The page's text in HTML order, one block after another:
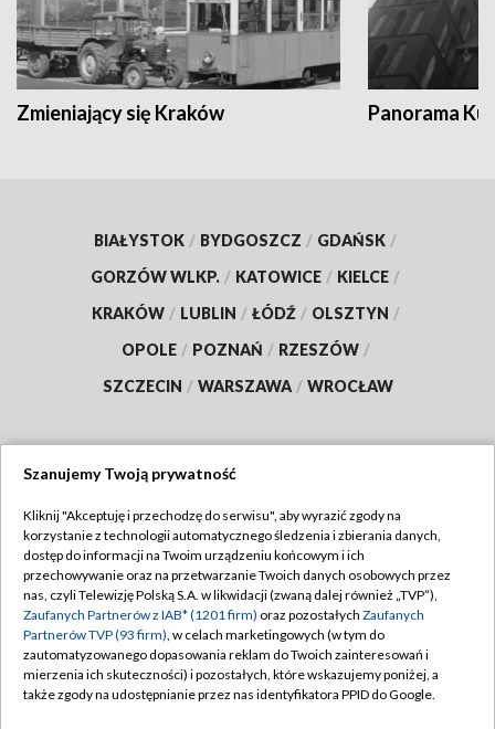
Zmieniający się Kraków Panorama
BIAŁYSTOK / BYDGOSZCZ / GDAŃSK /
GORZÓW WLKP. / KATOWICE / KIELCE /
KRAKÓW / LUBLIN / ŁÓDŹ / OLSZTYN /
OPOLE / POZNAŃ / RZESZÓW /
SZCZECIN / WARSZAWA / WROCŁAW
TVP
Abonament TVP
Emisja w TVP
Centrum informacji TVP
Naziemna Telewizja Cyfrowa
Regulamin TVP
Polityka prywatności
Moje zgody
Pomoc
Szanujemy Twoją prywatność
Kliknij "Akceptuję i przechodzę do serwisu", aby wyrazić zgody na
korzystanie z technologii automatycznego śledzenia i zbierania danych,
dostęp do informacji na Twoim urządzeniu końcowym i ich
przechowywanie oraz na przetwarzanie Twoich danych osobowych przez
nas, czyli Telewizję Polską S.A. w likwidacji (zwaną dalej również „TVP”),
Zaufanych Partnerów z IAB* (1201 firm) oraz pozostałych Zaufanych
Partnerów TVP (93 firm), w celach marketingowych (w tym do
zautomatyzowanego dopasowania reklam do Twoich zainteresowań i
mierzenia ich skuteczności) i pozostałych, które wskazujemy poniżej, a
także zgody na udostępnianie przez nas identyfikatora PPID do Google.